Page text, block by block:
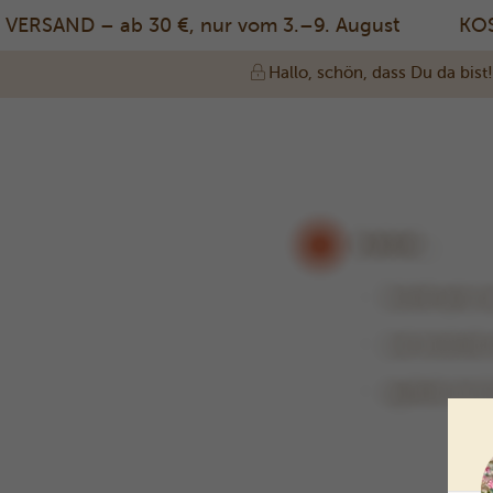
– ab 30 €, nur vom 3.–9. August
Hallo, schön, dass Du da bist!